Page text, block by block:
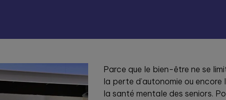
Parce que le bien-être ne se
la perte d’autonomie ou
la santé mentale des seniors.